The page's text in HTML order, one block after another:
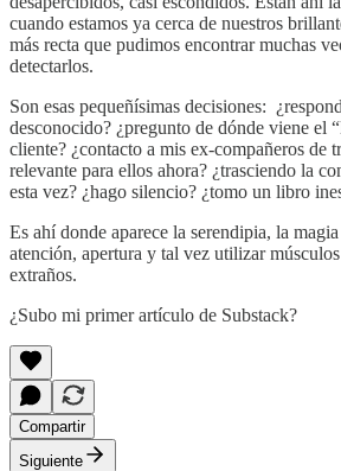
cuando estamos ya cerca de nuestros
más recta que pudimos encontrar muchas
detectarlos.
Son esas pequeñísimas decisiones:
desconocido? ¿pregunto de dónde viene el
cliente? ¿contacto a mis ex-compañeros de
relevante para ellos ahora? ¿trasciendo la
esta vez? ¿hago silencio? ¿tomo un libro
Es ahí donde aparece la serendipia, la
atención, apertura y tal vez utilizar
extraños.
¿Subo mi primer artículo de Substack?
Compartir
Siguiente